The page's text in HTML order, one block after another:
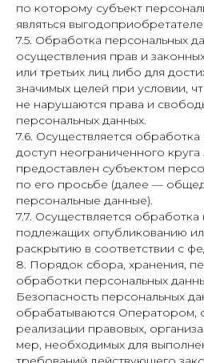
по которому субъект
являться
7.5. Обработка персональных
осуществления прав и
или третьих лиц либо для
значимых целей при условии,
не нарушаются права и
персональных данных.
7.6. Осуществляется
доступ неограниченного
предоставлен субъектом
по его просьбе (далее —
персональные данные).
7.7. Осуществляется
подлежащих опубликованию
раскрытию в соответствии с
8. Порядок сбора, хранения,
обработки персональных
Безопасность персональных
обрабатываются Оператором,
реализации правовых,
мер, необходимых для